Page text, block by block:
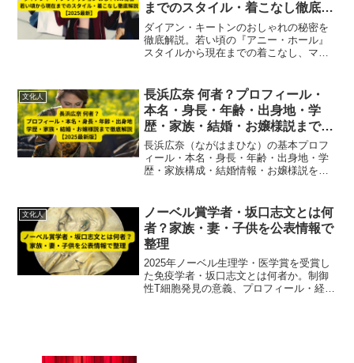
までのスタイル・着こなし徹底解
説【2025最新】
ダイアン・キートンのおしゃれの秘密を
徹底解説。若い頃の『アニー・ホール』
スタイルから現在までの着こなし、マス
文化人
長浜広奈 何者？プロフィール・
本名・身長・年齢・出身地・学
歴・家族・結婚・お嬢様説まで徹
底解説【2025最新版】
長浜広奈（ながはまひな）の基本プロフ
ィール・本名・身長・年齢・出身地・学
歴・家族構成・結婚情報・お嬢様説を徹
からの愛称まで最新情報をまとめまし
た。【2025最新版】
文化人
ノーベル賞学者・坂口志文とは何
者？家族・妻・子供を公表情報で
整理
2025年ノーベル生理学・医学賞を受賞し
た免疫学者・坂口志文とは何者か。制御
性T細胞発見の意義、プロフィール・経